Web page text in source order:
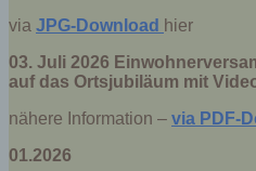
via JPG-Download hier
03. Juli 2026
auf das Ortsjubiläum mit
nähere Information – via PDF-
01.2026